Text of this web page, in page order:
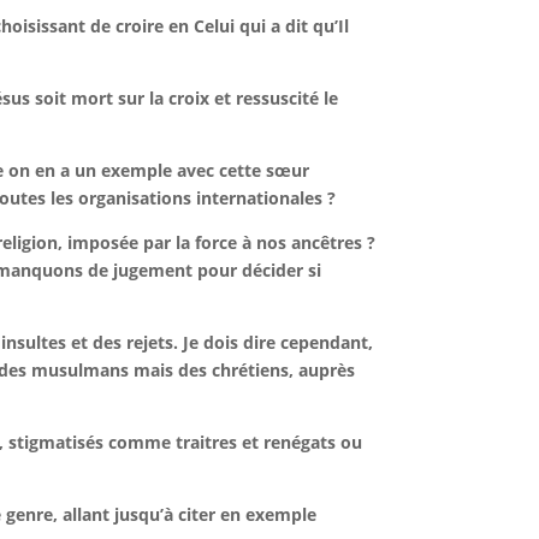
de croire en Celui qui a dit qu’Il
soit mort sur la croix et ressuscité le
en a un exemple avec cette sœur
les organisations internationales ?
imposée par la force à nos ancêtres ?
de jugement pour décider si
et des rejets. Je dois dire cependant,
musulmans mais des chrétiens, auprès
comme traitres et renégats ou
allant jusqu’à citer en exemple